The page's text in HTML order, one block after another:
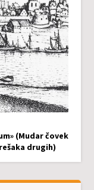
(Mudar čovek
drugih)